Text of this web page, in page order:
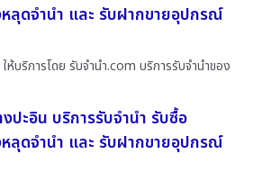
ลุดจำนำ และ รับฝากขายอุปกรณ์
ห้บริการโดย รับจํานํา.com บริการรับจำนำของ
ปะอิน บริการรับจำนำ รับซื้อ
ลุดจำนำ และ รับฝากขายอุปกรณ์